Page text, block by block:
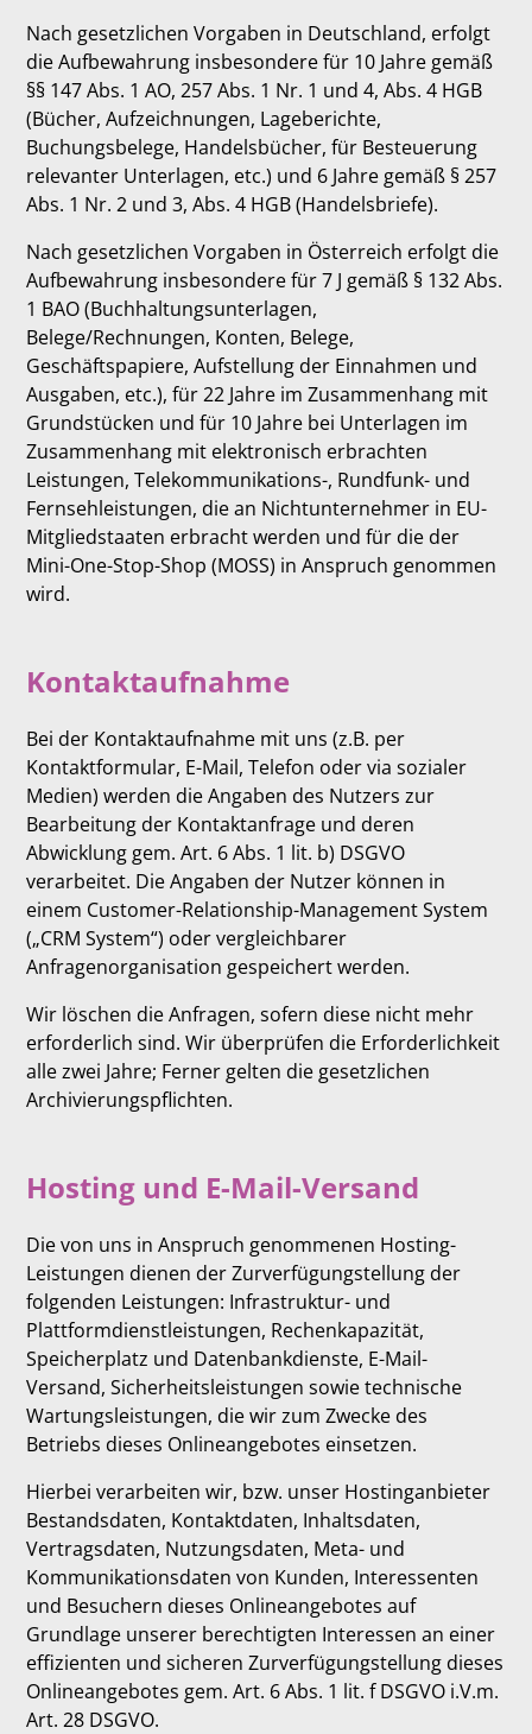
Nach gesetzlichen Vorgaben in Deutschland, erfolgt
die Aufbewahrung insbesondere für 10 Jahre gemäß
§§ 147 Abs. 1 AO, 257 Abs. 1 Nr. 1 und 4, Abs. 4 HGB
(Bücher, Aufzeichnungen, Lageberichte,
Buchungsbelege, Handelsbücher, für Besteuerung
relevanter Unterlagen, etc.) und 6 Jahre gemäß § 257
Abs. 1 Nr. 2 und 3, Abs. 4 HGB (Handelsbriefe).
Nach gesetzlichen Vorgaben in Österreich erfolgt die
Aufbewahrung insbesondere für 7 J gemäß § 132 Abs.
1 BAO (Buchhaltungsunterlagen,
Belege/Rechnungen, Konten, Belege,
Geschäftspapiere, Aufstellung der Einnahmen und
Ausgaben, etc.), für 22 Jahre im Zusammenhang mit
Grundstücken und für 10 Jahre bei Unterlagen im
Zusammenhang mit elektronisch erbrachten
Leistungen, Telekommunikations-, Rundfunk- und
Fernsehleistungen, die an Nichtunternehmer in EU-
Mitgliedstaaten erbracht werden und für die der
Mini-One-Stop-Shop (MOSS) in Anspruch genommen
wird.
Kontaktaufnahme
Bei der Kontaktaufnahme mit uns (z.B. per
Kontaktformular, E-Mail, Telefon oder via sozialer
Medien) werden die Angaben des Nutzers zur
Bearbeitung der Kontaktanfrage und deren
Abwicklung gem. Art. 6 Abs. 1 lit. b) DSGVO
verarbeitet. Die Angaben der Nutzer können in
einem Customer-Relationship-Management System
(„CRM System“) oder vergleichbarer
Anfragenorganisation gespeichert werden.
Wir löschen die Anfragen, sofern diese nicht mehr
erforderlich sind. Wir überprüfen die Erforderlichkeit
alle zwei Jahre; Ferner gelten die gesetzlichen
Archivierungspflichten.
Hosting und E-Mail-Versand
Die von uns in Anspruch genommenen Hosting-
Leistungen dienen der Zurverfügungstellung der
folgenden Leistungen: Infrastruktur- und
Plattformdienstleistungen, Rechenkapazität,
Speicherplatz und Datenbankdienste, E-Mail-
Versand, Sicherheitsleistungen sowie technische
Wartungsleistungen, die wir zum Zwecke des
Betriebs dieses Onlineangebotes einsetzen.
Hierbei verarbeiten wir, bzw. unser Hostinganbieter
Bestandsdaten, Kontaktdaten, Inhaltsdaten,
Vertragsdaten, Nutzungsdaten, Meta- und
Kommunikationsdaten von Kunden, Interessenten
und Besuchern dieses Onlineangebotes auf
Grundlage unserer berechtigten Interessen an einer
effizienten und sicheren Zurverfügungstellung dieses
Onlineangebotes gem. Art. 6 Abs. 1 lit. f DSGVO i.V.m.
Art. 28 DSGVO.